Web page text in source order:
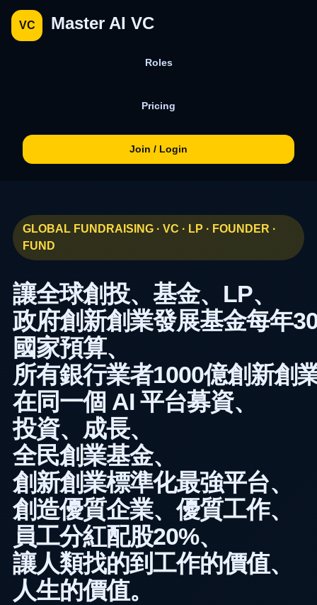
VC Master AI VC
Roles
Pricing
Join / Login
GLOBAL FUNDRAISING · VC · LP · FOUNDER ·
FUND
讓全球創投、基金、LP、
政府創新創業發展基金每年
國家預算、
所有銀行業者1000億創新創
在同一個 AI 平台募資、
投資、成長、
全民創業基金、
創新創業標準化最強平台、
創造優質企業、優質工作、
員工分紅配股20%、
讓人類找的到工作的價值、
人生的價值。